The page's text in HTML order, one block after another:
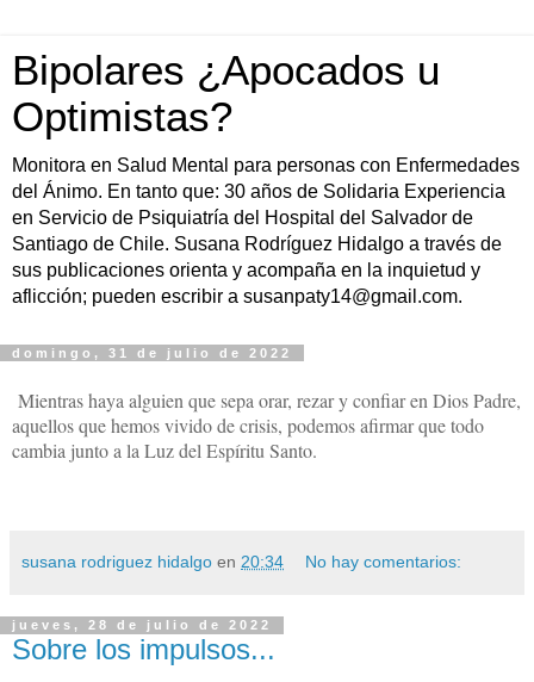
Bipolares ¿Apocados u
Optimistas?
Monitora en Salud Mental para personas con Enfermedades
del Ánimo. En tanto que: 30 años de Solidaria Experiencia
en Servicio de Psiquiatría del Hospital del Salvador de
Santiago de Chile. Susana Rodríguez Hidalgo a través de
sus publicaciones orienta y acompaña en la inquietud y
aflicción; pueden escribir a susanpaty14@gmail.com.
domingo, 31 de julio de 2022
Mientras haya alguien que sepa orar, rezar y confiar en Dios Padre,
aquellos que hemos vivido de crisis, podemos afirmar que todo
cambia junto a la Luz del Espíritu Santo.
susana rodriguez hidalgo en 20:34 No hay comentarios:
jueves, 28 de julio de 2022
Sobre los impulsos...